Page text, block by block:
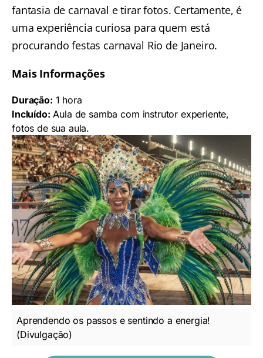
fantasia de carnaval e tirar fotos. Certamente, é
uma experiência curiosa para quem está
procurando festas carnaval Rio de Janeiro.
Mais Informações
Duração: 1 hora
Incluído: Aula de samba com instrutor experiente,
fotos de sua aula.
Aprendendo os passos e sentindo a energia!
(Divulgação)